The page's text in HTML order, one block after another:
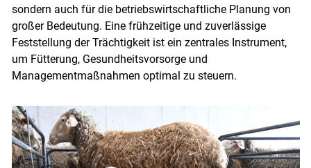
sondern auch für die betriebswirtschaftliche Planung von
großer Bedeutung. Eine frühzeitige und zuverlässige
Feststellung der Trächtigkeit ist ein zentrales Instrument,
um Fütterung, Gesundheitsvorsorge und
Managementmaßnahmen optimal zu steuern.